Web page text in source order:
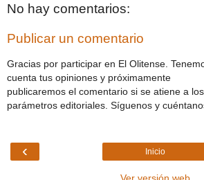
No hay comentarios:
Publicar un comentario
Gracias por participar en El Olitense.
cuenta tus opiniones y próximamente
publicaremos el comentario si se atiene a los
parámetros editoriales. Síguenos y
‹ Inicio